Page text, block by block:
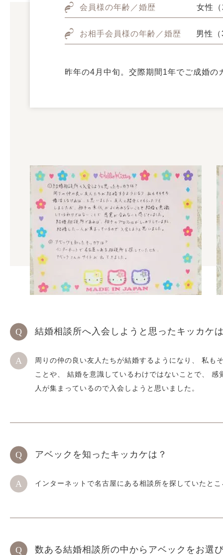
会員様の年齢／婚歴 女性
お相手会員様の年齢／婚歴 男性
昨年の4月中旬。交際期間1年でご成婚の
結婚相談所へ入会しようと思ったキッカケ
周りの仲の良い友人たちが結婚するようになり、 私も
ことや、 結婚を意識しているわけではないことで、
人が集まっているので入会しようと思いました。
アベックを知ったキッカケは？
インターネットで名古屋にある相談所を探していたと
数ある結婚相談所の中からアベックをお選